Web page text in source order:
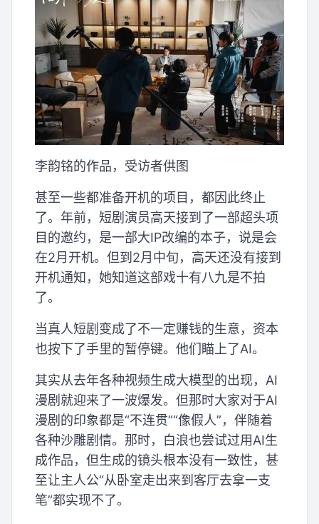
李韵铭的作品，受访者供图
甚至一些都准备开机的项目，都因此终止
了。年前，短剧演员高天接到了一部超头项
目的邀约，是一部大IP改编的本子，说是会
在2月开机。但到2月中旬，高天还没有接到
开机通知，她知道这部戏十有八九是不拍
了。
当真人短剧变成了不一定赚钱的生意，资本
也按下了手里的暂停键。他们瞄上了AI。
其实从去年各种视频生成大模型的出现，AI
漫剧就迎来了一波爆发。但那时大家对于AI
漫剧的印象都是“不连贯”“像假人”，伴随着
各种沙雕剧情。那时，白浪也尝试过用AI生
成作品，但生成的镜头根本没有一致性，甚
至让主人公“从卧室走出来到客厅去拿一支
笔”都实现不了。